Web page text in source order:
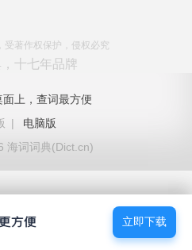
受著作权保护，侵权必究
十七年品牌
上，查词最方便
|
电脑版
海词词典(Dict.cn)
立即下载
立即下载